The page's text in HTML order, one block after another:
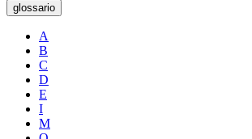
glossario
A
B
C
D
E
I
M